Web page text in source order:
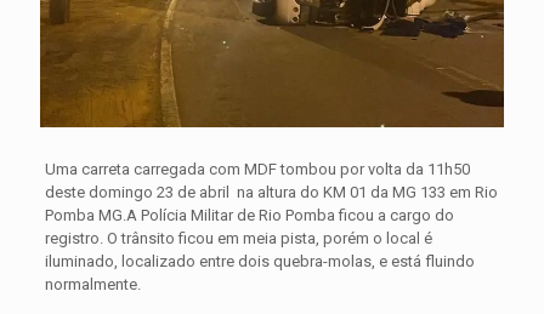
Uma carreta carregada com MDF tombou por volta da 11h50
deste domingo 23 de abril na altura do KM 01 da MG 133 em Rio
Pomba MG.A Polícia Militar de Rio Pomba ficou a cargo do
registro. O trânsito ficou em meia pista, porém o local é
iluminado, localizado entre dois quebra-molas, e está fluindo
normalmente.